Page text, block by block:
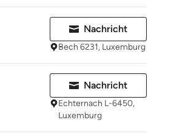
Nachricht
Bech 6231, Luxemburg
Nachricht
Echternach L-6450,
Luxemburg